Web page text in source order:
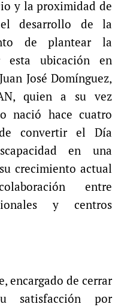
y la proximidad de
desarrollo de la
de plantear la
esta ubicación en
José Domínguez,
quien a su vez
nació hace cuatro
convertir el Día
en una
crecimiento actual
entre
y centros
encargado de cerrar
satisfacción por